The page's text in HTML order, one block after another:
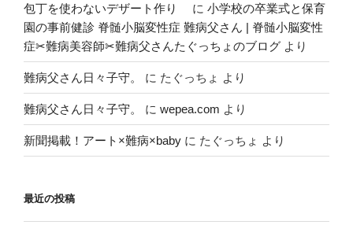
包丁を使わないデザート作り に 小学校の卒業式と保育
園の事前健診 脊髄小脳変性症 難病父さん | 脊髄小脳変性
症✂︎難病美容師✂︎難病父さんたぐっちょのブログ より
難病父さん日々子守。 に たぐっちょ より
難病父さん日々子守。 に wepea.com より
新聞掲載！アート×難病×baby に たぐっちょ より
最近の投稿